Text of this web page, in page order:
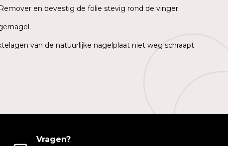
en bevestig de folie stevig rond de vinger.
van de natuurlijke nagelplaat niet weg schraapt.
Vragen?